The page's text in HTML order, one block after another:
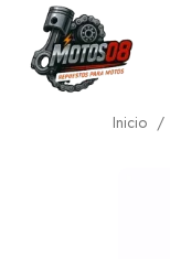
Inicio